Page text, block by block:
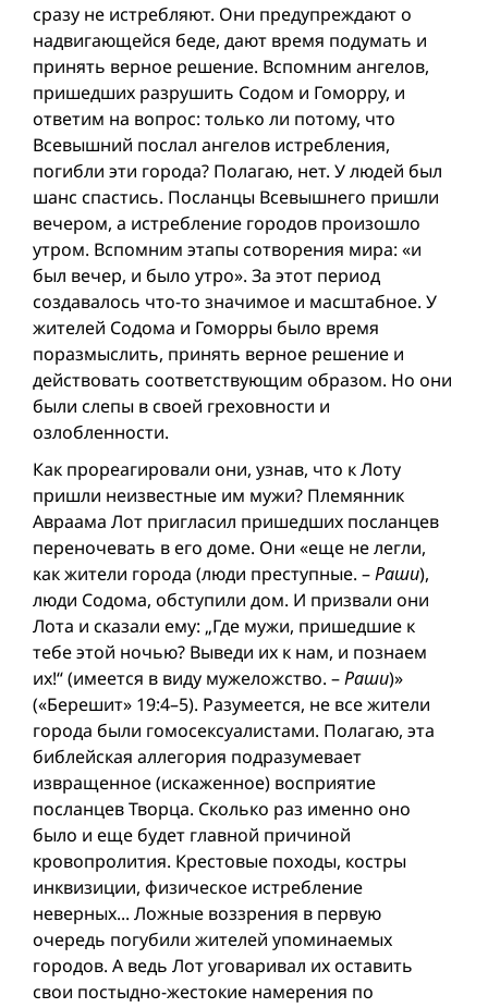
сразу не истребляют. Они предупреждают о
надвигающейся беде, дают время подумать и
принять верное решение. Вспомним ангелов,
пришедших разрушить Содом и Гоморру, и
ответим на вопрос: только ли потому, что
Всевышний послал ангелов истребления,
погибли эти города? Полагаю, нет. У людей был
шанс спастись. Посланцы Всевышнего пришли
вечером, а истребление городов произошло
утром. Вспомним этапы сотворения мира: «и
был вечер, и было утро». За этот период
создавалось что-то значимое и масштабное. У
жителей Содома и Гоморры было время
поразмыслить, принять верное решение и
действовать соответствующим образом. Но они
были слепы в своей греховности и
озлобленности.
Как прореагировали они, узнав, что к Лоту
пришли неизвестные им мужи? Племянник
Авраама Лот пригласил пришедших посланцев
переночевать в его доме. Они «еще не легли,
как жители города (люди преступные. –Раши),
люди Содома, обступили дом. И призвали они
Лота и сказали ему: „Где мужи, пришедшие к
тебе этой ночью? Выведи их к нам, и познаем
их!“ (имеется в виду мужеложство. –Раши)»
(«Берешит» 19:4–5). Разумеется, не все жители
города были гомосексуалистами. Полагаю, эта
библейская аллегория подразумевает
извращенное (искаженное) восприятие
посланцев Творца. Сколько раз именно оно
было и еще будет главной причиной
кровопролития. Крестовые походы, костры
инквизиции, физическое истребление
неверных... Ложные воззрения в первую
очередь погубили жителей упоминаемых
городов. А ведь Лот уговаривал их оставить
свои постыдно-жестокие намерения по